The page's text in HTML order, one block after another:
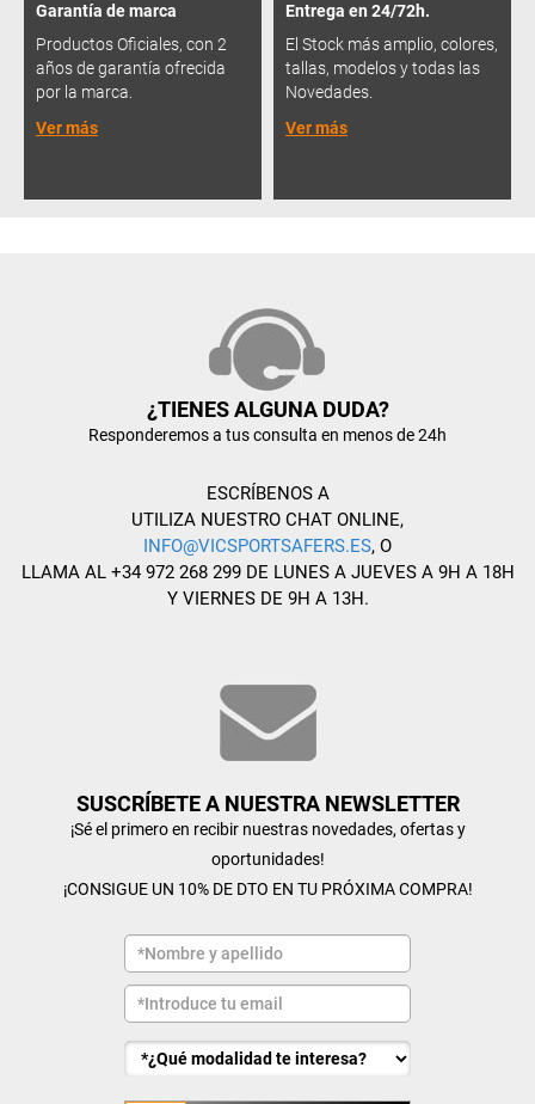
Garantía de marca
Productos Oficiales, con 2
años de garantía ofrecida
por la marca.
Ver más
Entrega en 24/72h.
El Stock más amplio, colores,
tallas, modelos y todas las
Novedades.
Ver más
¿TIENES ALGUNA DUDA?
Responderemos a tus consulta en menos de 24h
ESCRÍBENOS A
UTILIZA NUESTRO CHAT ONLINE,
INFO@VICSPORTSAFERS.ES, O
LLAMA AL +34 972 268 299 DE LUNES A JUEVES A 9H A 18H
Y VIERNES DE 9H A 13H.
SUSCRÍBETE A NUESTRA NEWSLETTER
¡Sé el primero en recibir nuestras novedades, ofertas y
oportunidades!
¡CONSIGUE UN 10% DE DTO EN TU PRÓXIMA COMPRA!